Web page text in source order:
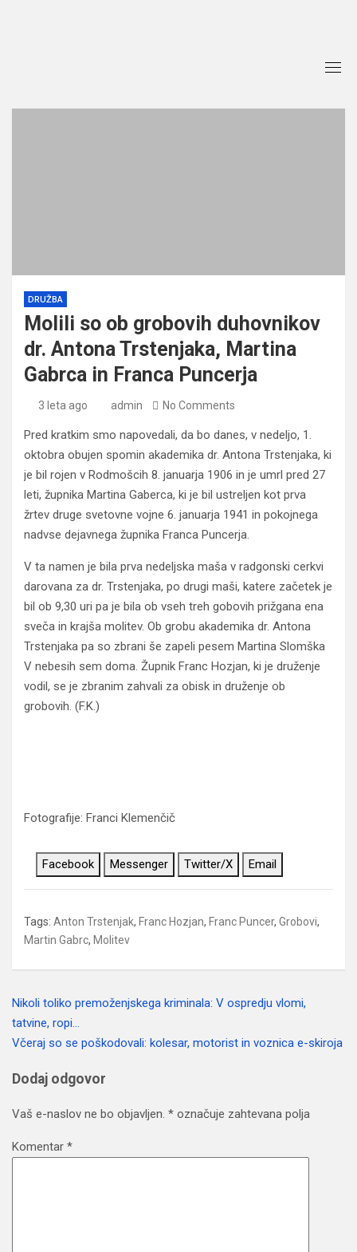
DRUŽBA
Molili so ob grobovih duhovnikov
dr. Antona Trstenjaka, Martina
Gabrca in Franca Puncerja
3 leta ago admin No Comments
Pred kratkim smo napovedali, da bo danes, v nedeljo, 1.
oktobra obujen spomin akademika dr. Antona Trstenjaka, ki
je bil rojen v Rodmošcih 8. januarja 1906 in je umrl pred 27
leti, župnika Martina Gaberca, ki je bil ustreljen kot prva
žrtev druge svetovne vojne 6. januarja 1941 in pokojnega
nadvse dejavnega župnika Franca Puncerja.
V ta namen je bila prva nedeljska maša v radgonski cerkvi
darovana za dr. Trstenjaka, po drugi maši, katere začetek je
bil ob 9,30 uri pa je bila ob vseh treh gobovih prižgana ena
sveča in krajša molitev. Ob grobu akademika dr. Antona
Trstenjaka pa so zbrani še zapeli pesem Martina Slomška
V nebesih sem doma. Župnik Franc Hozjan, ki je druženje
vodil, se je zbranim zahvali za obisk in druženje ob
grobovih. (F.K.)
Fotografije: Franci Klemenčič
Facebook Messenger Twitter/X Email
Tags: Anton Trstenjak, Franc Hozjan, Franc Puncer, Grobovi,
Martin Gabrc, Molitev
Navigacija
prispevka
Nikoli toliko premoženjskega kriminala: V ospredju vlomi,
tatvine, ropi…
Včeraj so se poškodovali: kolesar, motorist in voznica e-skiroja
Dodaj odgovor
Vaš e-naslov ne bo objavljen. * označuje zahtevana polja
Komentar *